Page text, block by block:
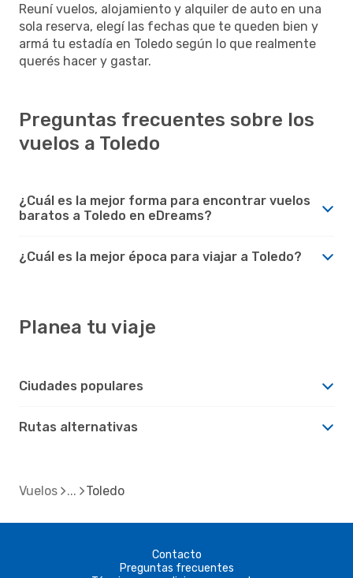
Reuní vuelos, alojamiento y alquiler de auto en una
sola reserva, elegí las fechas que te queden bien y
armá tu estadía en Toledo según lo que realmente
querés hacer y gastar.
Preguntas frecuentes sobre los
vuelos a Toledo
¿Cuál es la mejor forma para encontrar vuelos
baratos a Toledo en eDreams?
¿Cuál es la mejor época para viajar a Toledo?
Planea tu viaje
Ciudades populares
Rutas alternativas
Vuelos Toledo
Contacto
Preguntas frecuentes